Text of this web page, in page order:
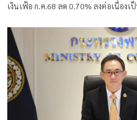
เงินเฟ้อ ก.ค.68 ลด 0.70% ลงต่อเนื่อง